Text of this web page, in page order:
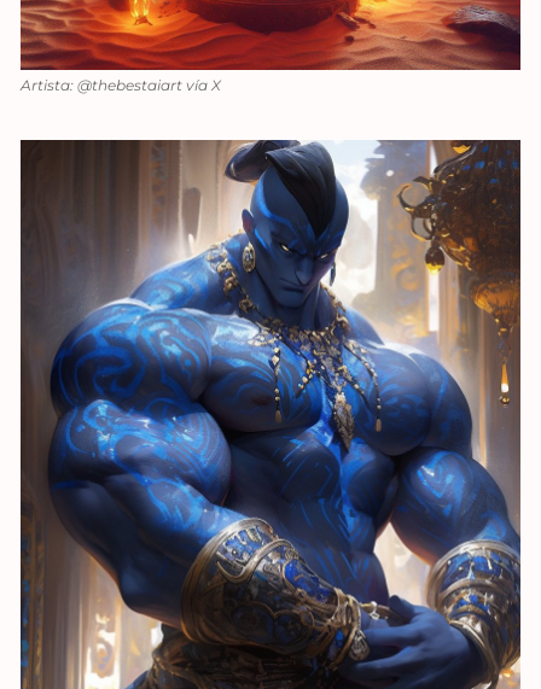
Artista: @thebestaiart vía X